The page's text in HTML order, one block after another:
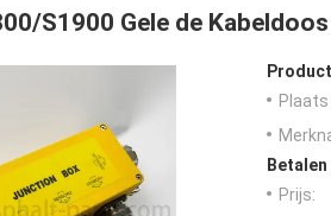
S1900 Gele de
Prijs: